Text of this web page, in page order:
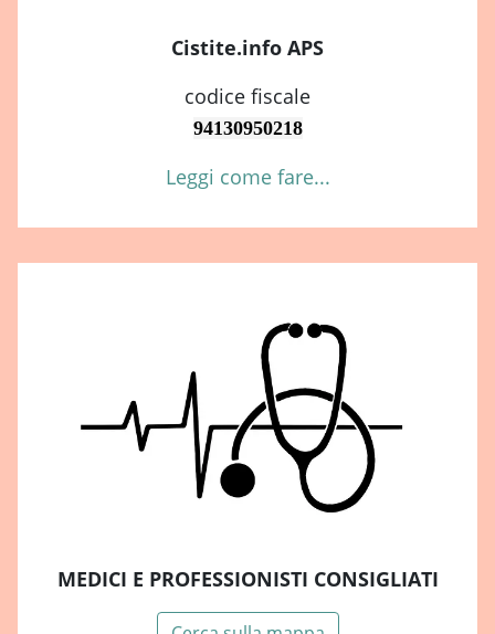
Cistite.info APS
codice fiscale
94130950218
Leggi come fare...
MEDICI E PROFESSIONISTI CONSIGLIATI